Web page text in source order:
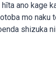
ano kage
mo naku
shizuka